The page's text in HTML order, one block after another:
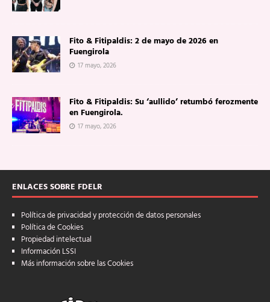
Fito & Fitipaldis: 2 de mayo de 2026 en
Fuengirola
17 mayo, 2026
Fito & Fitipaldis: Su ‘aullido’ retumbó ferozmente
en Fuengirola.
17 mayo, 2026
ENLACES SOBRE FDELR
Política de privacidad y protección de datos personales
Política de Cookies
Propiedad intelectual
Información LSSI
Más información sobre las Cookies